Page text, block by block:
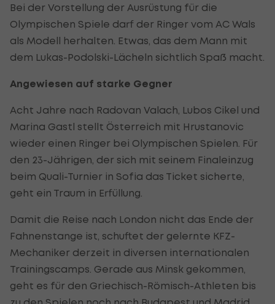
Bei der Vorstellung der Ausrüstung für die
Olympischen Spiele darf der Ringer vom AC Wals
als Modell herhalten. Etwas, das dem Mann mit
dem Lukas-Podolski-Lächeln sichtlich Spaß macht.
Angewiesen auf starke Gegner
Acht Jahre nach Radovan Valach, Lubos Cikel und
Marina Gastl stellt Österreich mit Hrustanovic
wieder einen Ringer bei Olympischen Spielen. Für
den 23-Jährigen, der sich mit seinem Finaleinzug
beim Quali-Turnier in Sofia das Ticket sicherte,
geht ein Traum in Erfüllung.
Damit die Reise nach London nicht das Ende der
Fahnenstange ist, schuftet der gelernte KFZ-
Mechaniker derzeit in diversen internationalen
Trainingscamps. Gerade aus Minsk gekommen,
geht es für den Griechisch-Römisch-Athleten bis